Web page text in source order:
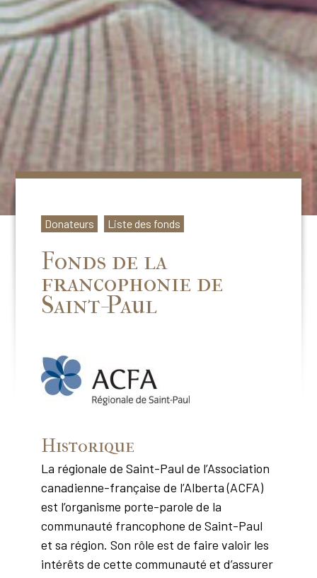
Donateurs Liste des fonds
Fonds de la
francophonie de
Saint-Paul
Historique
La régionale de Saint-Paul de l’Association
canadienne-française de l’Alberta (ACFA)
est l’organisme porte-parole de la
communauté francophone de Saint-Paul
et sa région. Son rôle est de faire valoir les
intérêts de cette communauté et d’assurer